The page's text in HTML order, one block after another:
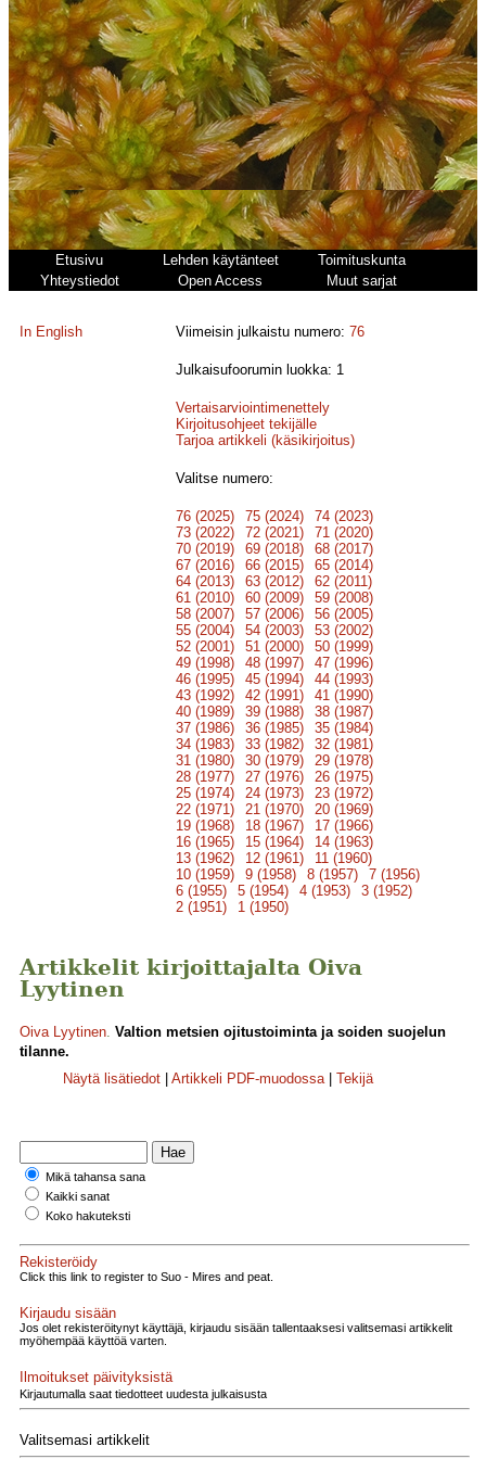
Etusivu Lehden käytänteet
Toimituskunta
Yhteystiedot
Open Access Muut sarjat
In English Viimeisin julkaistu numero:76
Julkaisufoorumin luokka: 1
Vertaisarviointimenettely
Kirjoitusohjeet tekijälle
Tarjoa artikkeli (käsikirjoitus)
Valitse numero:
76 (2025) 75 (2024)
74 (2023)
73 (2022)
72 (2021)
71 (2020)
70 (2019)
69 (2018)
68 (2017)
67 (2016)
66 (2015)
65 (2014)
64 (2013)
63 (2012)
62 (2011)
61 (2010)
60 (2009)
59 (2008)
58 (2007)
57 (2006)
56 (2005)
55 (2004)
54 (2003)
53 (2002)
52 (2001)
51 (2000)
50 (1999)
49 (1998)
48 (1997)
47 (1996)
46 (1995)
45 (1994)
44 (1993)
43 (1992)
42 (1991)
41 (1990)
40 (1989)
39 (1988)
38 (1987)
37 (1986)
36 (1985)
35 (1984)
34 (1983)
33 (1982)
32 (1981)
31 (1980)
30 (1979)
29 (1978)
28 (1977)
27 (1976)
26 (1975)
25 (1974)
24 (1973)
23 (1972)
22 (1971)
21 (1970)
20 (1969)
19 (1968)
18 (1967)
17 (1966)
16 (1965)
15 (1964)
14 (1963)
13 (1962)
12 (1961)
11 (1960)
10 (1959)
9 (1958) 8 (1957)
7 (1956)
6 (1955)
5 (1954) 4 (1953)
3 (1952)
2 (1951)
1 (1950)
Artikkelit kirjoittajalta Oiva
Lyytinen
Oiva Lyytinen. Valtion metsien ojitustoiminta ja soiden suojelun
tilanne.
Näytä lisätiedot
Artikkeli PDF-muodossa| Tekijä
Mikä tahansa sana
Kaikki sanat
Koko hakuteksti
Rekisteröidy
Click this link to register to Suo - Mires and peat.
Kirjaudu sisään
Jos olet rekisteröitynyt käyttäjä, kirjaudu sisään tallentaaksesi valitsemasi artikkelit
myöhempää käyttöä varten.
Ilmoitukset päivityksistä
Kirjautumalla saat tiedotteet uudesta julkaisusta
Valitsemasi artikkelit